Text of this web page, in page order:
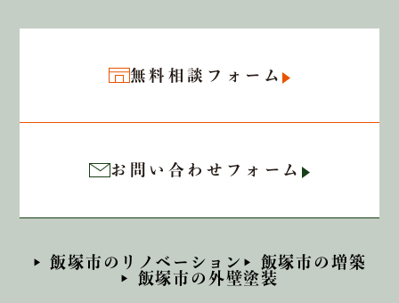
無料相談フォーム
お問い合わせフォーム
飯塚市のリノベーション
飯塚市の増築
飯塚市の外壁塗装